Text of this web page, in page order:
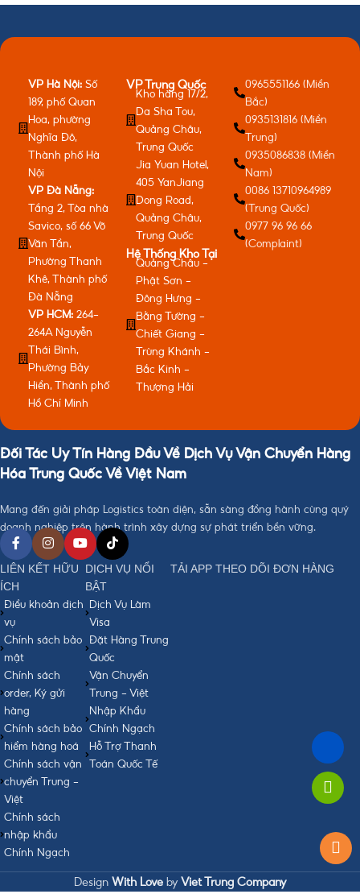
VP Hà Nội: Số
189, phố Quan
Hoa, phường
Nghĩa Đô,
Thành phố Hà
Nội
VP Đà Nẵng:
Tầng 2, Tòa nhà
Savico, số 66 Võ
Văn Tần,
Phường Thanh
Khê, Thành phố
Đà Nẵng
VP HCM: 264-
264A Nguyễn
Thái Bình,
Phường Bảy
Hiền, Thành phố
Hồ Chí Minh
VP Trung Quốc
Kho hàng 17/2,
Da Sha Tou,
Quảng Châu,
Trung Quốc
Jia Yuan Hotel,
405 YanJiang
Dong Road,
Quảng Châu,
Trung Quốc
Hệ Thống Kho Tại
Quảng Châu -
Phật Sơn -
Đông Hưng -
Bằng Tường -
Chiết Giang -
Trùng Khánh -
Bắc Kinh -
Thượng Hải
0965551166 (Miền
Bắc)
0935131816 (Miền
Trung)
0935086838 (Miền
Nam)
0086 13710964989
(Trung Quốc)
0977 96 96 66
(Complaint)
Đối Tác Uy Tín Hàng Đầu Về Dịch Vụ Vận Chuyển Hàng
Hóa Trung Quốc Về Việt Nam
Mang đến giải pháp Logistics toàn diện, sẵn sàng đồng hành cùng quý
doanh nghiệp trên hành trình xây dựng sự phát triển bền vững.
LIÊN KẾT HỮU
ÍCH
Điều khoản dịch
vụ
Chính sách bảo
mật
Chính sách
order, Ký gửi
hàng
Chính sách bảo
hiểm hàng hoá
Chính sách vận
chuyển Trung -
Việt
Chính sách
nhập khẩu
Chính Ngạch
DỊCH VỤ NỔI
BẬT
Dịch Vụ Làm
Visa
Đặt Hàng Trung
Quốc
Vận Chuyển
Trung - Việt
Nhập Khẩu
Chính Ngạch
Hỗ Trợ Thanh
Toán Quốc Tế
TẢI APP THEO DÕI ĐƠN HÀNG
Design With Love by Viet Trung Company